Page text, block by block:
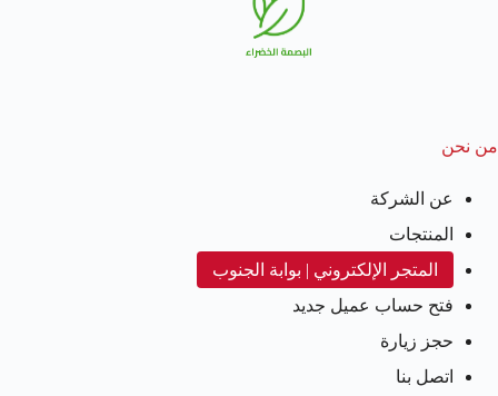
من نحن
عن الشركة
المنتجات
المتجر الإلكتروني | بوابة الجنوب
فتح حساب عميل جديد
حجز زيارة
اتصل بنا